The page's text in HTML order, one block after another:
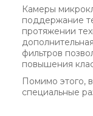
Камеры
поддержание
протяжении
фильтров
повышения
Помимо этого,
специальные